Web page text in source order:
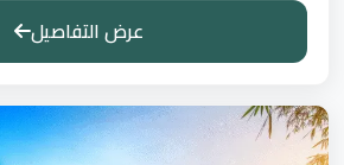
عرض التفاصيل